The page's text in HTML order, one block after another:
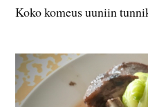
Koko komeus uuniin